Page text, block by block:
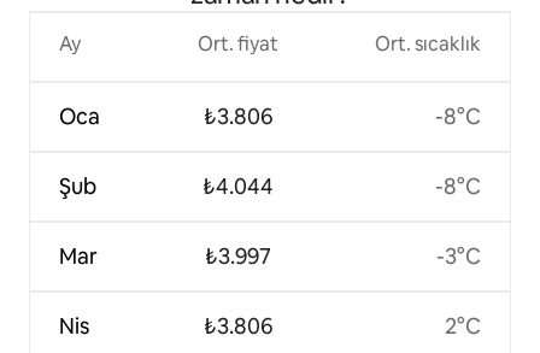
Ay
Oca
Şub
Mar
Nis
Ort. fiyat
₺3.806
₺4.044
₺3.997
₺3.806
Ort. sıcaklık
-8°C
-8°C
-3°C
2°C